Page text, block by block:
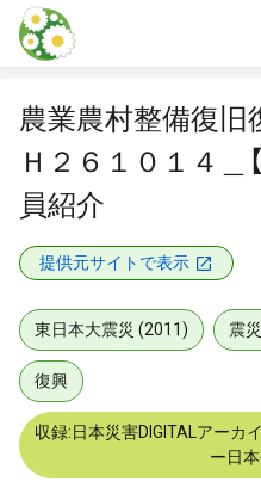
本文に飛ぶ
農業農村整備復旧
Ｈ２６１０１４＿
員紹介
提供元サイトで表示
東日本大震災 (2011) 震
復興
収録:日本災害DIGITALアーカ
ー日